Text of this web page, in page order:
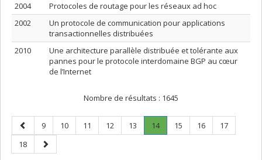
2004
Protocoles de routage pour les réseaux ad hoc
2002
Un protocole de communication pour applications
transactionnelles distribuées
2010
Une architecture parallèle distribuée et tolérante aux
pannes pour le protocole interdomaine BGP au cœur
de l’Internet
Nombre de résultats : 1645
Page
précédente
Page
9 Page
10 Page
11 Page
12 Page
13 Page
14.
Page
Page
15 Page
16 Page
17
Page
18
Page
suivante